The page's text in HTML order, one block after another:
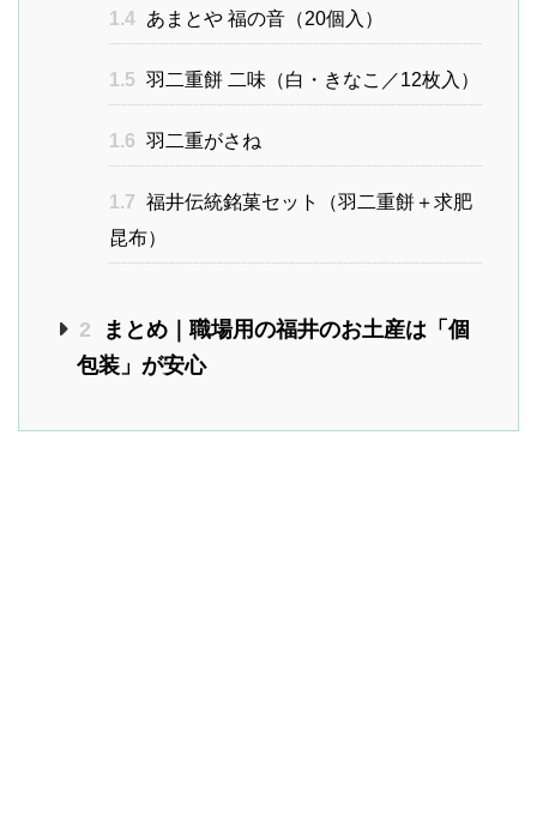
1.4 あまとや 福の音（20個入）
1.5 羽二重餅 二味（白・きなこ／12枚入）
1.6 羽二重がさね
1.7 福井伝統銘菓セット（羽二重餅＋求肥
昆布）
2
まとめ｜職場用の福井のお土産は「個
包装」が安心